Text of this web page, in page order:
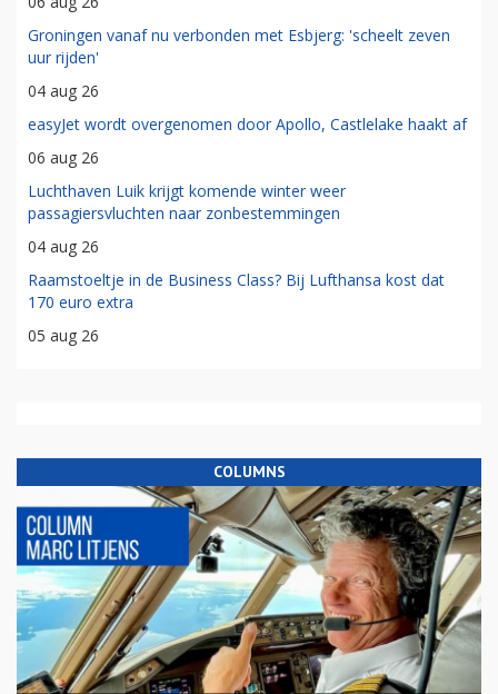
Groningen vanaf nu verbonden met Esbjerg: 'scheelt zeven
uur rijden'
04 aug 26
easyJet wordt overgenomen door Apollo, Castlelake haakt af
06 aug 26
Luchthaven Luik krijgt komende winter weer
passagiersvluchten naar zonbestemmingen
04 aug 26
Raamstoeltje in de Business Class? Bij Lufthansa kost dat
170 euro extra
05 aug 26
COLUMNS